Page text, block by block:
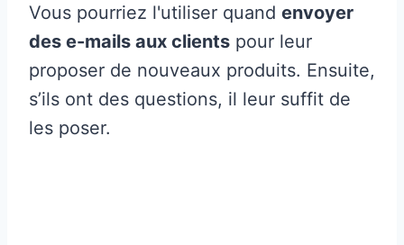
Vous pourriez l'utiliser quand envoyer
des e-mails aux clients pour leur
proposer de nouveaux produits. Ensuite,
s’ils ont des questions, il leur suffit de
les poser.